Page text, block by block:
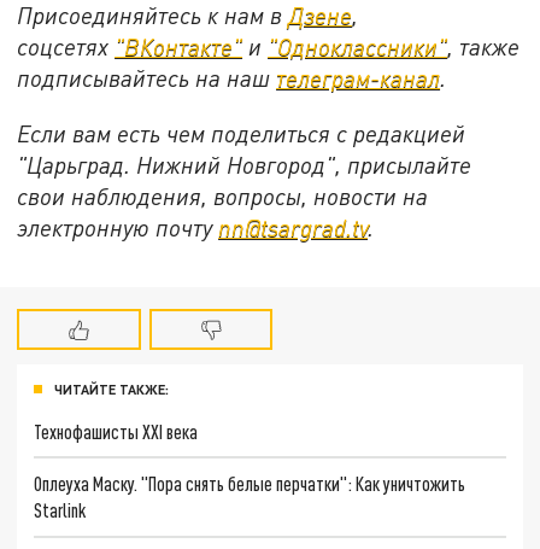
Присоединяйтесь к нам вДзене,
соцсетях "ВКонтакте" и "Одноклассники", также
подписывайтесь на наш телеграм-канал.
Если вам есть чем поделиться с редакцией
"Царьград. Нижний Новгород", присылайте
свои наблюдения, вопросы, новости на
электронную почту nn@tsargrad.tv.
ЧИТАЙТЕ ТАКЖЕ:
Технофашисты XXI века
Оплеуха Маску. "Пора снять белые перчатки": Как уничтожить
Starlink